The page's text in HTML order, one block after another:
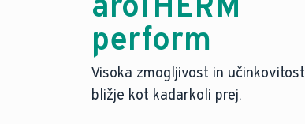
perform
Visoka zmogljivost in učinkovitost
bližje kot kadarkoli prej.